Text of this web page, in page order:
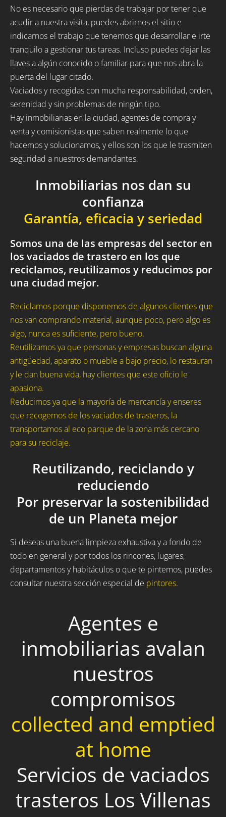
No es necesario que pierdas de trabajar por tener que
acudir a nuestra visita, puedes abrirnos el sitio e
indicarnos el trabajo que tenemos que desarrollar e irte
tranquilo a gestionar tus tareas. Incluso puedes dejar las
llaves a algún conocido o familiar para que nos abra la
puerta del lugar citado.
Vaciados y recogidas con mucha responsabilidad, orden,
serenidad y sin problemas de ningún tipo.
Hay inmobiliarias en la ciudad, agentes de compra y
venta y comisionistas que saben realmente lo que
hacemos y solucionamos, y ellos son los que le trasmiten
seguridad a nuestros demandantes.
Inmobiliarias nos dan su
confianza
Garantía, eficacia y seriedad
Somos una de las empresas del sector en
los vaciados de trastero en los que
reciclamos, reutilizamos y reducimos por
una ciudad mejor.
Reciclamos porque disponemos de algunos clientes que
nos van comprando material, aunque poco, pero algo es
algo, nunca es suficiente, pero bueno.
Reutilizamos ya que personas y empresas buscan alguna
antigüedad, aparato o mueble a bajo precio, lo restauran
y le dan buena vida, hay clientes que este oficio le
apasiona.
Reducimos ya que la mayoría de mercancía y enseres
que recogemos de los vaciados de trasteros, la
transportamos al eco parque de la zona más cercano
para su reciclaje.
Reutilizando, reciclando y
reduciendo
Por preservar la sostenibilidad
de un Planeta mejor
Si deseas una buena limpieza exhaustiva y a fondo de
todo en general y por todos los rincones, lugares,
departamentos y habitáculos o que te pintemos, puedes
consultar nuestra sección especial de pintores.
Agentes e
inmobiliarias avalan
nuestros
compromisos
collected and emptied
at home
Servicios de vaciados
trasteros Los Villenas